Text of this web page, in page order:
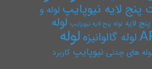
پنج لایه نیوپایپ لوله و
پنج لایه لوله پنج لایه نیوپایپ لوله
لوله گالوانیزه لوله
های چدنی نیوپایپ کاربرد